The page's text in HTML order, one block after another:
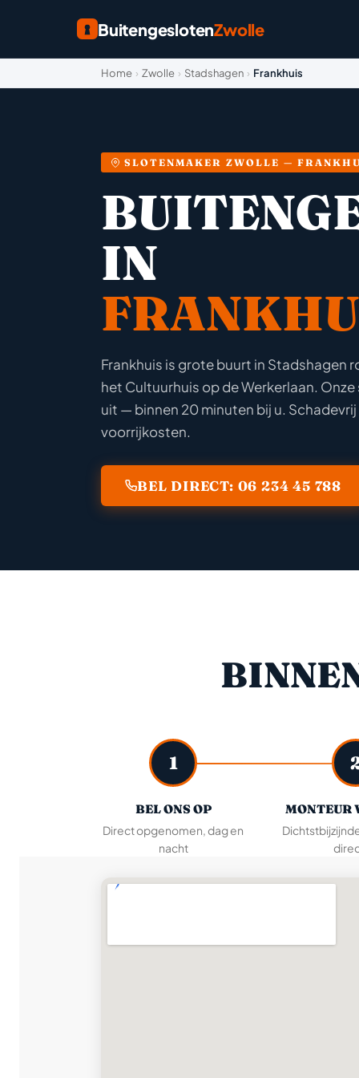
BuitengeslotenZwolle
Home › Zwolle › Stadshagen › Frankhuis
SLOTENMAKER ZWOLLE —
IN
Frankhuis is grote buurt in Stadshagen
het Cultuurhuis op de Werkerlaan.
uit — binnen 20 minuten bij u.
voorrijkosten.
BEL DIRECT: 06 234 45 788
1
BEL ONS OP
Direct opgenomen, dag en
nacht
MONTEUR